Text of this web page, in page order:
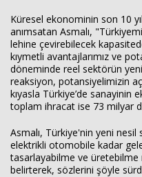
Küresel ekonominin son 10
anımsatan Asmalı,
lehine çevirebilecek
kıymetli avantajlarımız ve
döneminde reel sektörün yeni
reaksiyon, potansiyelimizin
kıyasla Türkiye’de sanayinin
toplam ihracat ise 73 milyar
Asmalı, Türkiye'nin yeni nesil
elektrikli otomobile kadar
tasarlayabilme ve
belirterek, sözlerini şöyle